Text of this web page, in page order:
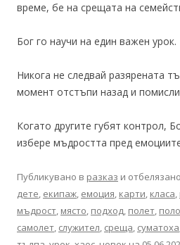
време, бе на срещата на
Бог го научи на един важен урок.
Никога не следвай разярената
момент отстъпи назад и
Когато другите губят контрол,
избере мъдростта пред
Публикувано в разказ и
дете, екипаж, емоция, карти, класа,
мъдрост, място, подход, полет,
самолет, служител, среща, суматоха